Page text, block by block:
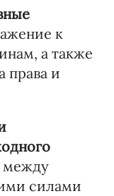
к
а также
права и
между
силами